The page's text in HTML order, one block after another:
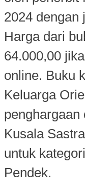
2024 dengan
Harga dari
64.000,00
online. Buku
Keluarga
penghargaan
Kusala
untuk
Pendek.